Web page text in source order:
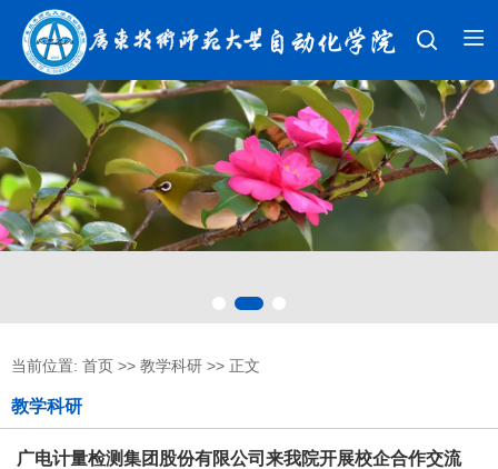
当前位置: 首页 >> 教学科研 >> 正文
教学科研
广电计量检测集团股份有限公司来我院开展校企合作交流